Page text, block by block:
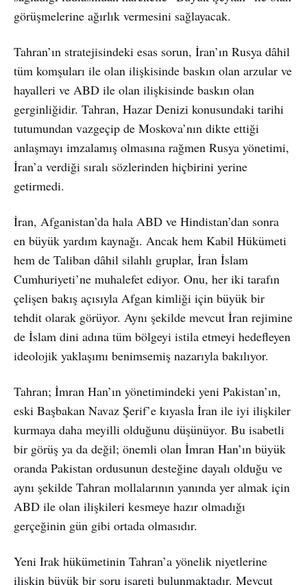
görüşmelerine ağırlık vermesini sağlayacak.
Tahran’ın stratejisindeki esas sorun, İran’ın Rusya dâhil
tüm komşuları ile olan ilişkisinde baskın olan arzular ve
hayalleri ve ABD ile olan ilişkisinde baskın olan
gerginliğidir. Tahran, Hazar Denizi konusundaki tarihi
tutumundan vazgeçip de Moskova’nın dikte ettiği
anlaşmayı imzalamış olmasına rağmen Rusya yönetimi,
İran’a verdiği sıralı sözlerinden hiçbirini yerine
getirmedi.
İran, Afganistan’da hala ABD ve Hindistan’dan sonra
en büyük yardım kaynağı. Ancak hem Kabil Hükümeti
hem de Taliban dâhil silahlı gruplar, İran İslam
Cumhuriyeti’ne muhalefet ediyor. Onu, her iki tarafın
çelişen bakış açısıyla Afgan kimliği için büyük bir
tehdit olarak görüyor. Aynı şekilde mevcut İran rejimine
de İslam dini adına tüm bölgeyi istila etmeyi hedefleyen
ideolojik yaklaşımı benimsemiş nazarıyla bakılıyor.
Tahran; İmran Han’ın yönetimindeki yeni Pakistan’ın,
eski Başbakan Navaz Şerif’e kıyasla İran ile iyi ilişkiler
kurmaya daha meyilli olduğunu düşünüyor. Bu isabetli
bir görüş ya da değil; önemli olan İmran Han’ın büyük
oranda Pakistan ordusunun desteğine dayalı olduğu ve
aynı şekilde Tahran mollalarının yanında yer almak için
ABD ile olan ilişkileri kesmeye hazır olmadığı
gerçeğinin gün gibi ortada olmasıdır.
Yeni Irak hükümetinin Tahran’a yönelik niyetlerine
ilişkin büyük bir soru işareti bulunmaktadır. Mevcut